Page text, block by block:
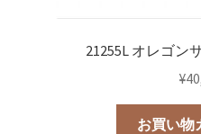
21255L オレゴン
¥
お買い物